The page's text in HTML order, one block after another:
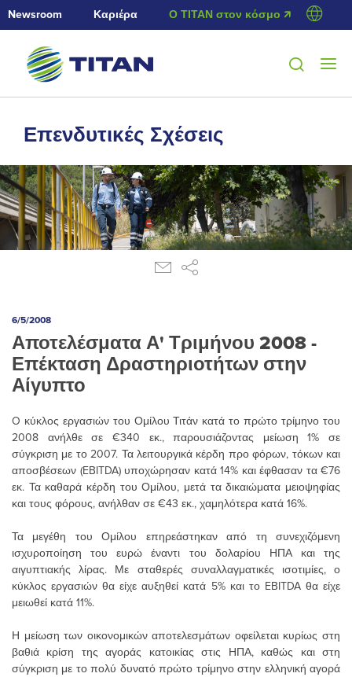
Newsroom Καριέρα Ο ΤΙΤΑΝ στον κόσμο 🡭
Επενδυτικές Σχέσεις
6/5/2008
Αποτελέσματα Α' Τριμήνου 2008 -
Επέκταση Δραστηριοτήτων στην
Αίγυπτο
O κύκλος εργασιών του Ομίλου Τιτάν κατά το πρώτο τρίμηνο του
2008 ανήλθε σε €340 εκ., παρουσιάζοντας μείωση 1% σε
σύγκριση με το 2007. Τα λειτουργικά κέρδη προ φόρων, τόκων και
αποσβέσεων (EBITDA) υποχώρησαν κατά 14% και έφθασαν τα €76
εκ. Τα καθαρά κέρδη του Ομίλου, μετά τα δικαιώματα μειοψηφίας
και τους φόρους, ανήλθαν σε €43 εκ., χαμηλότερα κατά 16%.
Τα μεγέθη του Ομίλου επηρεάστηκαν από τη συνεχιζόμενη
ισχυροποίηση του ευρώ έναντι του δολαρίου ΗΠΑ και της
αιγυπτιακής λίρας. Με σταθερές συναλλαγματικές ισοτιμίες, ο
κύκλος εργασιών θα είχε αυξηθεί κατά 5% και το EBITDA θα είχε
μειωθεί κατά 11%.
Η μείωση των οικονομικών αποτελεσμάτων οφείλεται κυρίως στη
βαθιά κρίση της αγοράς κατοικίας στις ΗΠΑ, καθώς και στη
σύγκριση με το πολύ δυνατό πρώτο τρίμηνο στην ελληνική αγορά